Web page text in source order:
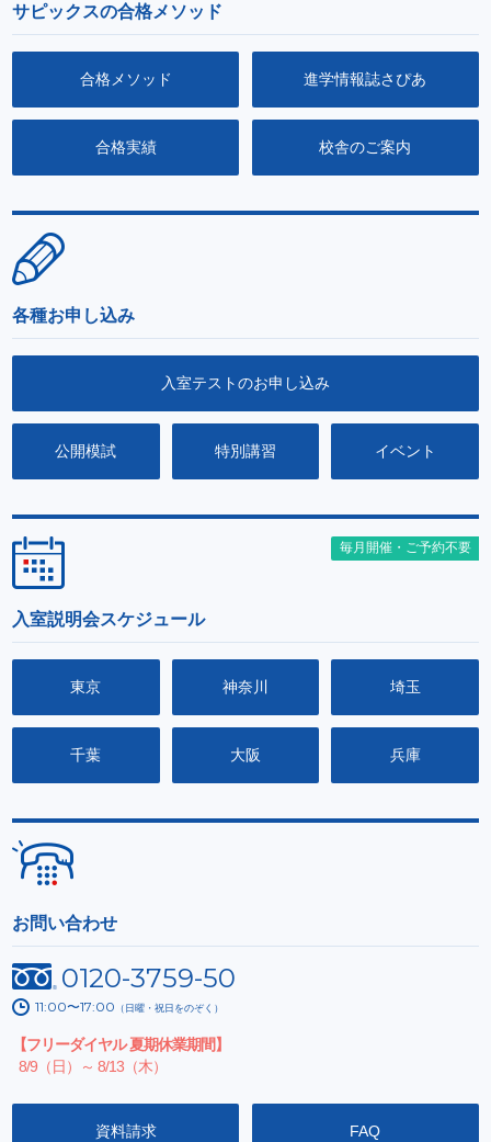
サピックスの合格メソッド
合格メソッド 進学情報誌さぴあ
合格実績 校舎のご案内
各種お申し込み
入室テストのお申し込み
公開模試 特別講習 イベント
入室説明会スケジュール
毎月開催・ご予約不要
東京 神奈川 埼玉
千葉 大阪 兵庫
お問い合わせ
0120-3759-50
11:00〜17:00 （日曜・祝日をのぞく）
【フリーダイヤル 夏期休業期間】
8/9（日）～ 8/13（木）
資料請求 FAQ